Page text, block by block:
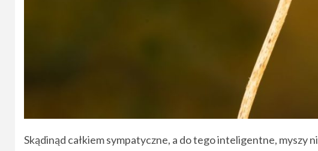
Skądinąd całkiem sympatyczne, a do tego inteligentne, myszy